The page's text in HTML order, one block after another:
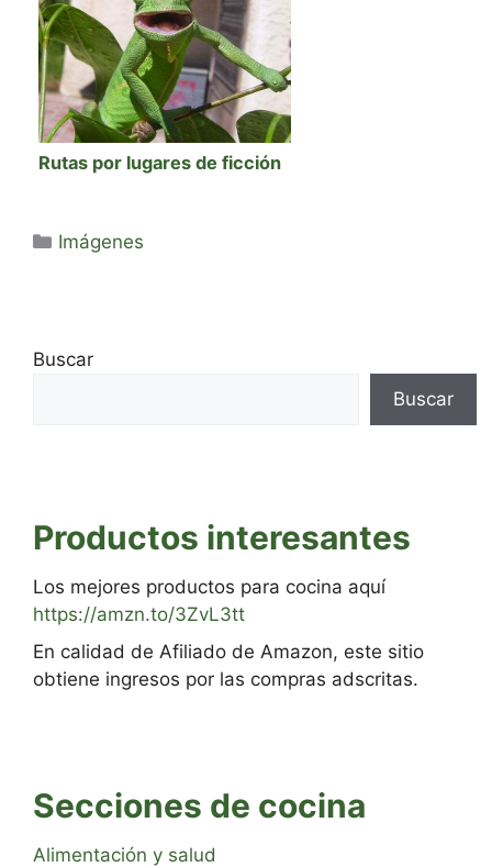
Rutas por lugares de ficción
Categorías
Imágenes
Buscar
Buscar
Productos interesantes
Los mejores productos para cocina aquí
https://amzn.to/3ZvL3tt
En calidad de Afiliado de Amazon, este sitio
obtiene ingresos por las compras adscritas.
Secciones de cocina
Alimentación y salud